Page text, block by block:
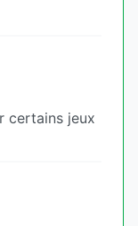
certains jeux